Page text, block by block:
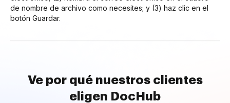
de nombre de archivo como necesites; y (3) haz clic en el
botón Guardar.
Ve por qué nuestros clientes
eligen DocHub